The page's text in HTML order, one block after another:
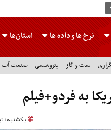
نرخ هاو داده ها استان‌ها
نفت و گاز پتروشیمی صنعت آب
به فردو+فیلم
یکشنبه 1 تیر 1404